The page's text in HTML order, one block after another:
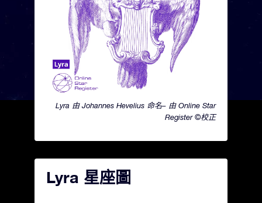
Lyra 由 Johannes Hevelius 命名– 由 Online Star
Register ©校正
Lyra 星座圖